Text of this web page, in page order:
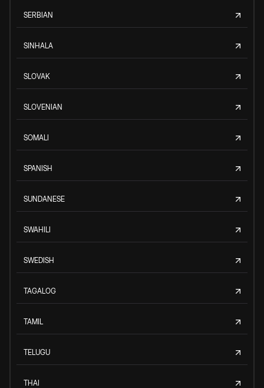
SERBIAN
SINHALA
SLOVAK
SLOVENIAN
SOMALI
SPANISH
SUNDANESE
SWAHILI
SWEDISH
TAGALOG
TAMIL
TELUGU
THAI